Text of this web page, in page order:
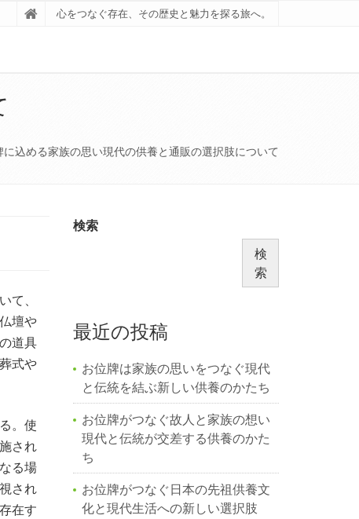
心をつなぐ存在、その歴史と魅力を探る旅へ。
に込める家族の思い現代の供養と通販の選択肢について
て、
壇や
道具
式や
。使
され
る場
され
在す
検索
検
索
最近の投稿
お位牌は家族の思いをつなぐ現代
と伝統を結ぶ新しい供養のかたち
お位牌がつなぐ故人と家族の想い
現代と伝統が交差する供養のかた
ち
お位牌がつなぐ日本の先祖供養文
化と現代生活への新しい選択肢